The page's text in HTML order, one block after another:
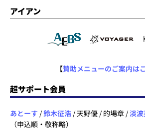
アイアン
【賛助メニューのご案内は
超サポート会員
あとーす /鈴木征浩 / 天野優 / 的場章 /淡
（申込順・敬称略）